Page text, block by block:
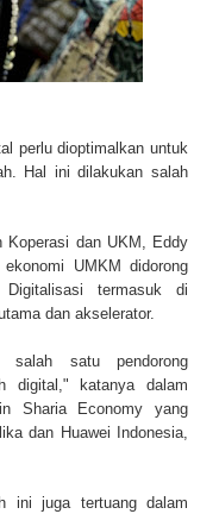
perlu dioptimalkan untuk
Hal ini dilakukan salah
Koperasi dan UKM, Eddy
UMKM didorong
termasuk di
dan akselerator.
salah satu pendorong
digital," katanya dalam
Sharia Economy yang
dan Huawei Indonesia,
ini juga tertuang dalam